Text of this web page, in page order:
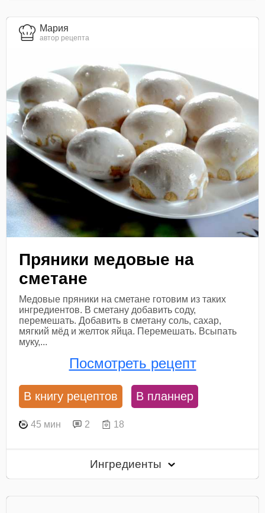
Мария
автор рецепта
Пряники медовые на
сметане
Медовые пряники на сметане готовим из таких
ингредиентов. В сметану добавить соду,
перемешать. Добавить в сметану соль, сахар,
мягкий мёд и желток яйца. Перемешать. Всыпать
муку,...
Посмотреть рецепт
В книгу рецептов В планнер
45 мин 2 18
Ингредиенты